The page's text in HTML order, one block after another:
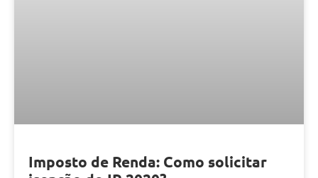
Imposto de Renda: Como solicitar